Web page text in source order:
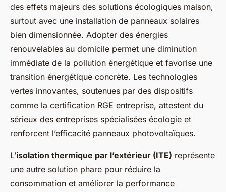
des effets majeurs des solutions écologiques maison,
surtout avec une installation de panneaux solaires
bien dimensionnée. Adopter des énergies
renouvelables au domicile permet une diminution
immédiate de la pollution énergétique et favorise une
transition énergétique concrète. Les technologies
vertes innovantes, soutenues par des dispositifs
comme la certification RGE entreprise, attestent du
sérieux des entreprises spécialisées écologie et
renforcent l’efficacité panneaux photovoltaïques.
L’isolation thermique par l’extérieur (ITE) représente
une autre solution phare pour réduire la
consommation et améliorer la performance